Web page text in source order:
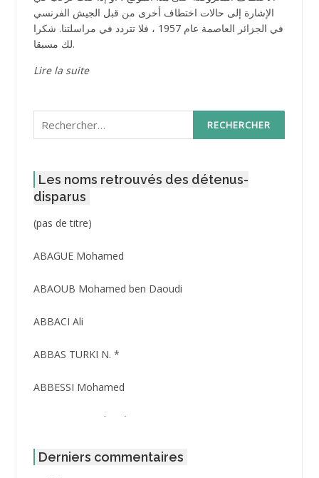
الإشارة إلى حالات اختطاف أخرى من قبل الجيش الفرنسي
في الجزائر العاصمة عام 1957 ، فلا تتردد في مراسلتنا. شكرا
لك مسبقا.
Lire la suite
Rechercher :
Les noms retrouvés des détenus-
disparus
(pas de titre)Post
3416
ABAGUE Mohamed
ABAOUB Mohamed ben Daoudi
ABBACI Ali
ABBAS TURKI N. *
ABBESSI Mohamed
ABBOUR Azzedine *
ABDAT Amar
Derniers commentaires